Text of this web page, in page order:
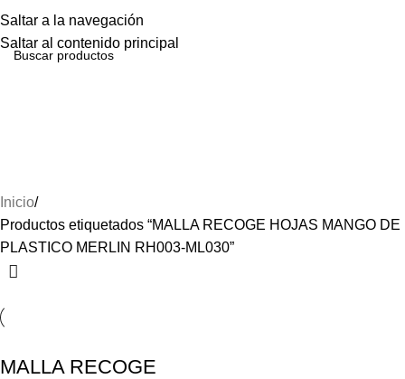
Saltar a la navegación
Saltar al contenido principal
Menú
Inicio
Productos etiquetados “MALLA RECOGE HOJAS MANGO DE
PLASTICO MERLIN RH003-ML030”
MALLA RECOGE